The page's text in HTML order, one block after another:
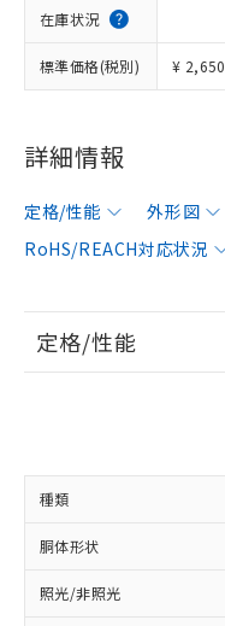
在庫状況
標準価格(税別) ¥ 2,650
詳細情報
定格/性能 外形図
RoHS/REACH対応状況
定格/性能
種類
胴体形状
照光/非照光